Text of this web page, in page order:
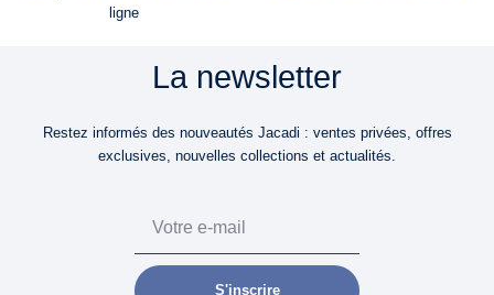
ligne
La newsletter
Restez informés des nouveautés Jacadi : ventes privées, offres
exclusives, nouvelles collections et actualités.
S'inscrire